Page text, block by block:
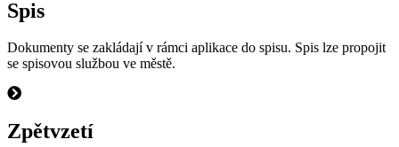
Spis
Dokumenty se zakládají v rámci aplikace do spisu. Spis lze propojit
se spisovou službou ve městě.
Zpětvzetí